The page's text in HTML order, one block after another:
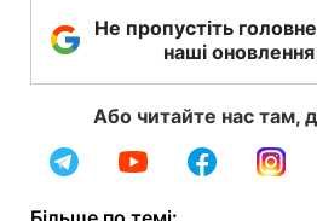
Не пропустіть
наші
Або читайте нас там,